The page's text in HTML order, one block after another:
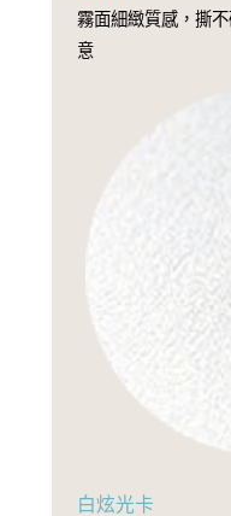
霧面細緻質感，撕
意
白炫光卡